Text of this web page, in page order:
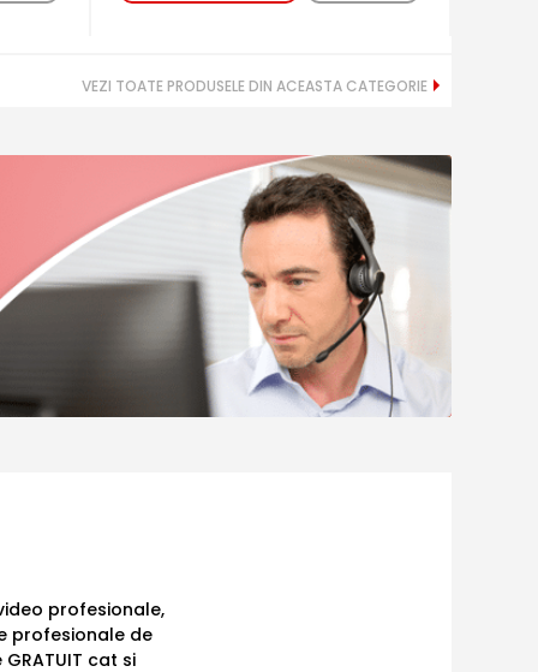
VEZI TOATE PRODUSELE DIN ACEASTA CATEGORIE
profesionale,
profesionale de
cat si